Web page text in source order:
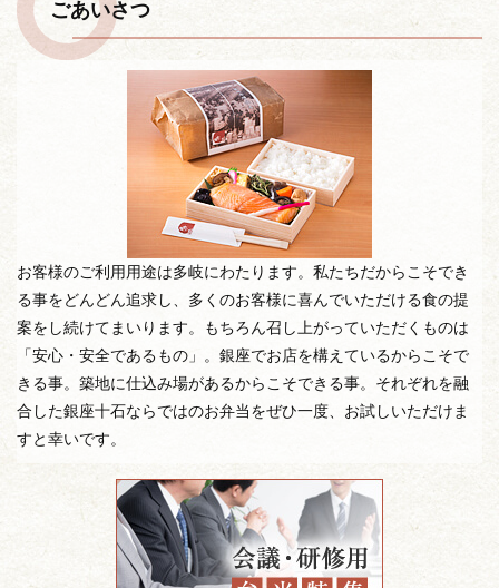
ごあいさつ
お客様のご利用用途は多岐にわたります。私たちだからこそでき
る事をどんどん追求し、多くのお客様に喜んでいただける食の提
案をし続けてまいります。もちろん召し上がっていただくものは
「安心・安全であるもの」。銀座でお店を構えているからこそで
きる事。築地に仕込み場があるからこそできる事。それぞれを融
合した銀座十石ならではのお弁当をぜひ一度、お試しいただけま
すと幸いです。